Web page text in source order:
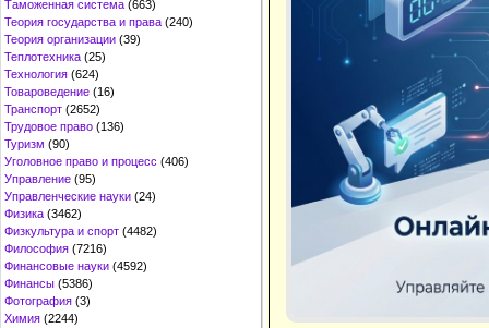
Таможенная система (663)
Теория государства и права (240)
Теория организации (39)
Теплотехника (25)
Технология (624)
Товароведение (16)
Транспорт (2652)
Трудовое право (136)
Туризм (90)
Уголовное право и процесс (406)
Управление (95)
Управленческие науки (24)
Физика (3462)
Физкультура и спорт (4482)
Философия (7216)
Финансовые науки (4592)
Финансы (5386)
Фотография (3)
Химия (2244)